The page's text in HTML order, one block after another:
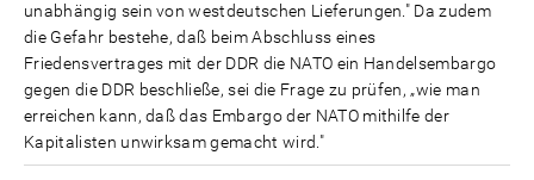
unabhängig sein von westdeutschen Lieferungen." Da zudem
die Gefahr bestehe, daß beim Abschluss eines
Friedensvertrages mit der DDR die NATO ein Handelsembargo
gegen die DDR beschließe, sei die Frage zu prüfen, „wie man
erreichen kann, daß das Embargo der NATO mithilfe der
Kapitalisten unwirksam gemacht wird."